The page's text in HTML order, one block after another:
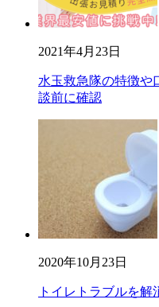
2021年4月23日
水玉救急隊の特徴や
談前に確認
2020年10月23日
トイレトラブルを